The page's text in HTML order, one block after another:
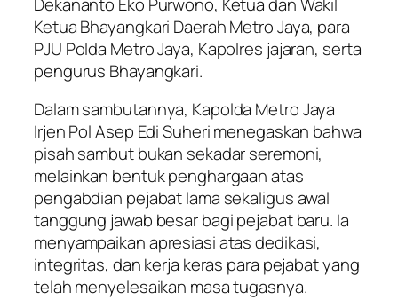
Ketua Bhayangkari Daerah Metro Jaya, para
PJU Polda Metro Jaya, Kapolres jajaran, serta
pengurus Bhayangkari.
Dalam sambutannya, Kapolda Metro Jaya
Irjen Pol Asep Edi Suheri menegaskan bahwa
pisah sambut bukan sekadar seremoni,
melainkan bentuk penghargaan atas
pengabdian pejabat lama sekaligus awal
tanggung jawab besar bagi pejabat baru. Ia
menyampaikan apresiasi atas dedikasi,
integritas, dan kerja keras para pejabat yang
telah menyelesaikan masa tugasnya.